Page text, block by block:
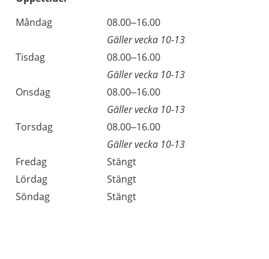
Dag
Öppettider
Kommentarer
Måndag
08.00–16.00
Gäller vecka 10-13
Tisdag
08.00–16.00
Gäller vecka 10-13
Onsdag
08.00–16.00
Gäller vecka 10-13
Torsdag
08.00–16.00
Gäller vecka 10-13
Fredag
Stängt
Lördag
Stängt
Söndag
Stängt